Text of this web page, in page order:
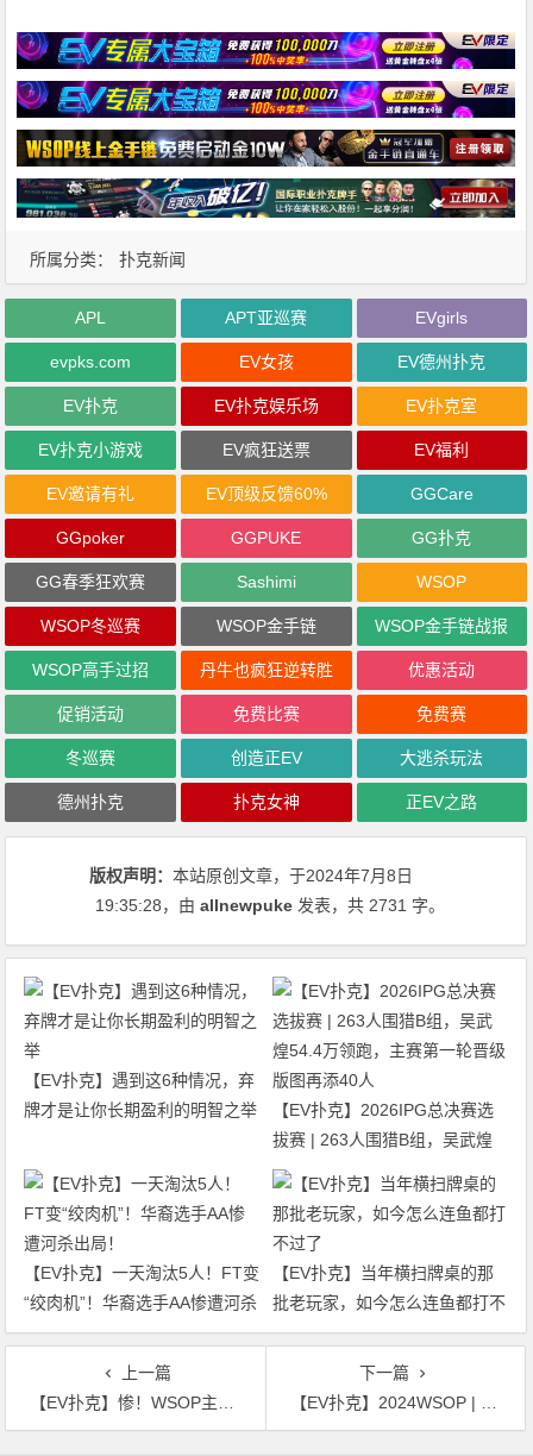
所属分类： 扑克新闻
APL APT亚巡赛 EVgirls
evpks.com EV女孩 EV德州扑克
EV扑克 EV扑克娱乐场 EV扑克室
EV扑克小游戏 EV疯狂送票 EV福利
EV邀请有礼 EV顶级反馈60% GGCare
GGpoker GGPUKE GG扑克
GG春季狂欢赛 Sashimi WSOP
WSOP冬巡赛 WSOP金手链 WSOP金手链战报
WSOP高手过招 丹牛也疯狂逆转胜 优惠活动
促销活动 免费比赛 免费赛
冬巡赛 创造正EV 大逃杀玩法
德州扑克 扑克女神 正EV之路
版权声明：本站原创文章，于2024年7月8日
19:35:28，由allnewpuke 发表，共 2731 字。
【EV扑克】遇到这6种情况，弃
牌才是让你长期盈利的明智之举
【EV扑克】2026IPG总决赛选
拔赛 | 263人围猎B组，吴武煌
54.4万领跑，主赛第一轮晋级版
【EV扑克】一天淘汰5人！FT变
“绞肉机”！华裔选手AA惨遭河杀
出局！
【EV扑克】当年横扫牌桌的那
批老玩家，如今怎么连鱼都打不
过了
上一篇
【EV扑克】惨！WSOP主赛第一手牌就出局，嘻嘻15分钟后就不嘻嘻了
下一篇
【EV扑克】2024WSOP | Phil Hellmuth在主赛事Day 1c惊艳亮相